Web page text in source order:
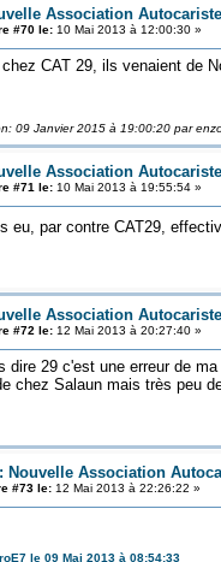
Association
#70 le:10 Mai 2013 à 12:00:30 »
chez CAT 29, ils venaient de
09 Janvier 2015 à 19:00:20 par
Association
#71 le:10 Mai 2013 à 19:55:54 »
eu, par contre CAT29,
Association
#72 le:12 Mai 2013 à 20:27:40 »
dire 29 c'est une erreur de
chez Salaun mais très peu
: Nouvelle Association
#73 le:12 Mai 2013 à 22:26:22 »
le 09 Mai 2013 à 08:54:33